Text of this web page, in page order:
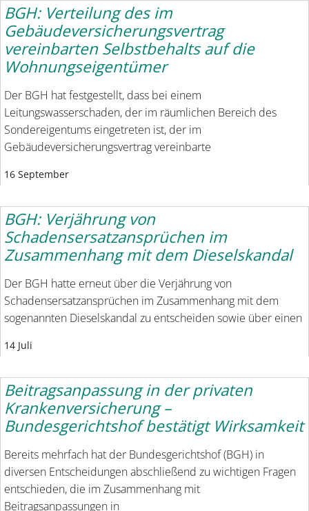
BGH: Verteilung des im
Gebäudeversicherungsvertrag
vereinbarten Selbstbehalts auf die
Wohnungseigentümer
Der BGH hat festgestellt, dass bei einem
Leitungswasserschaden, der im räumlichen Bereich des
Sondereigentums eingetreten ist, der im
Gebäudeversicherungsvertrag vereinbarte
16 September
BGH: Verjährung von
Schadensersatzansprüchen im
Zusammenhang mit dem Dieselskandal
Der BGH hatte erneut über die Verjährung von
Schadensersatzansprüchen im Zusammenhang mit dem
sogenannten Dieselskandal zu entscheiden sowie über einen
14 Juli
Beitragsanpassung in der privaten
Krankenversicherung –
Bundesgerichtshof bestätigt Wirksamkeit
Bereits mehrfach hat der Bundesgerichtshof (BGH) in
diversen Entscheidungen abschließend zu wichtigen Fragen
entschieden, die im Zusammenhang mit
Beitragsanpassungen in